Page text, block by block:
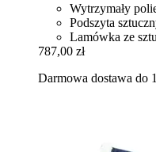
Wytrzymały
Podszyta
Lamówka ze
787,00 zł
Darmowa dostawa do